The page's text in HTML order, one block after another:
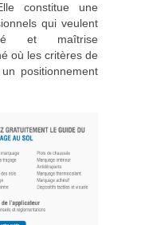
constitue une
qui veulent
et maîtrise
où les critères de
positionnement